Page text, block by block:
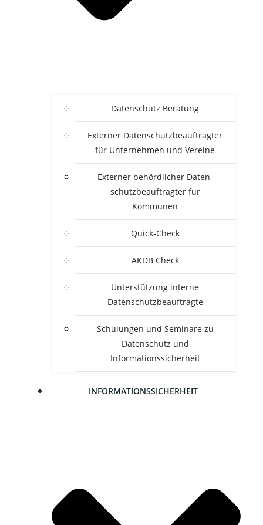
Daten­schutz Beratung
Exter­ner Daten­schutz­be­auf­trag­ter
für Unter­neh­men und Vereine
Exter­ner behörd­li­cher Daten­
schutz­be­auf­trag­ter für
Kommunen
Quick-Check
AKDB Check
Unter­stüt­zung inter­ne
Datenschutzbeauftragte
Schu­lun­gen und Semi­na­re zu
Daten­schutz und
Informationssicherheit
INFOR­MA­TI­ONS­SI­CHER­HEIT